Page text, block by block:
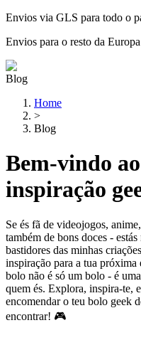
Envios via GLS para todo o
Envios para o resto da
Blog
Home
>
Blog
Bem-vindo
inspiração
Se és fã de videojogos,
também de bons doces -
bastidores das minhas
inspiração para a tua
bolo não é só um bolo - é
quem és. Explora, inspira-te,
encomendar o teu bolo geek
encontrar! 🎮